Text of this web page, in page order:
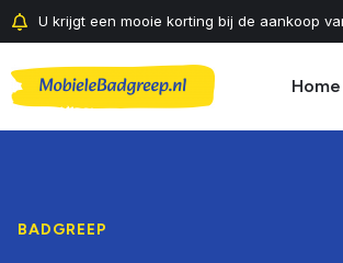
U krijgt een mooie korting bij de aankoop
Home
BADGREEP